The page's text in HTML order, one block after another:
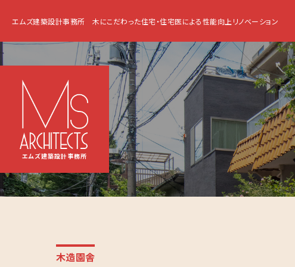
エムズ建築設計事務所 木にこだわった住宅・住宅医による性能向上リノベーション
エムズ建築設計事務所
木造園舎